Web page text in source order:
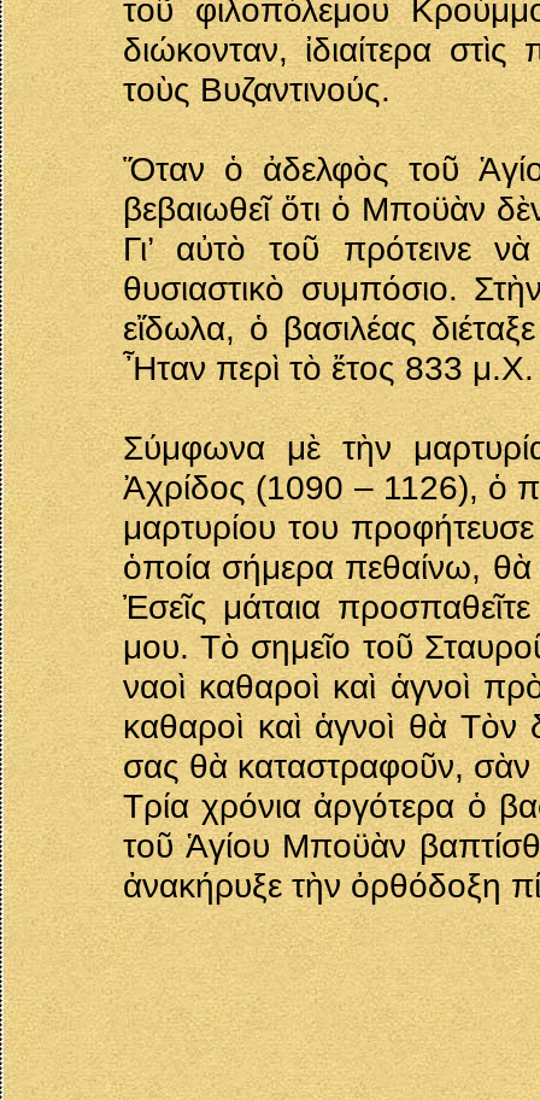
τοῦ φιλοπόλεμου
διώκονταν, ἰδιαίτερα
τοὺς Βυζαντινούς.
Ὅταν ὁ ἀδελφὸς τοῦ
βεβαιωθεῖ ὅτι ὁ Μποϋὰν
Γι’ αὐτὸ τοῦ πρότεινε
θυσιαστικὸ συμπόσιο.
εἴδωλα, ὁ βασιλέας
Ἦταν περὶ τὸ ἔτος 833 μ.Χ.
Σύμφωνα μὲ τὴν
Ἀχρίδος (1090 – 1126), ὁ
μαρτυρίου του
ὁποία σήμερα πεθαίνω,
Ἐσεῖς μάταια
μου. Τὸ σημεῖο τοῦ
ναοὶ καθαροὶ καὶ ἁγνοὶ
καθαροὶ καὶ ἁγνοὶ θὰ Τὸν
σας θὰ καταστραφοῦν,
Τρία χρόνια ἀργότερα ὁ
τοῦ Ἁγίου Μποϋὰν
ἀνακήρυξε τὴν ὀρθόδοξη